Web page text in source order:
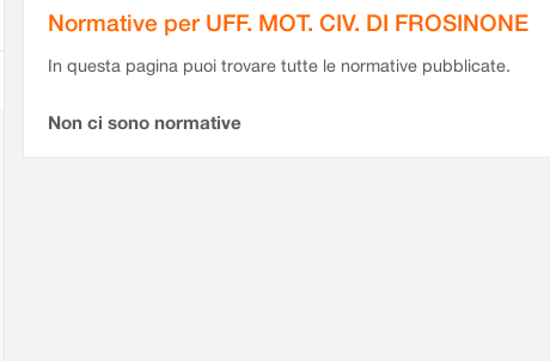
Normative per UFF. MOT. CIV. DI FROSINONE
In questa pagina puoi trovare tutte le normative pubblicate.
Non ci sono normative